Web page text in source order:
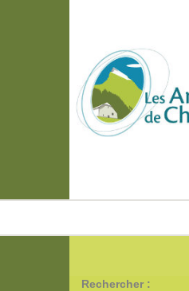
Rechercher :